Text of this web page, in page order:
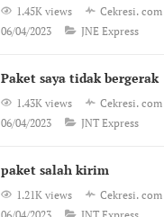
1.45K views Cekresi. com
06/04/2023
JNE Express
Paket saya tidak bergerak
1.43K views Cekresi. com
06/04/2023
JNT Express
paket salah kirim
1.21K views Cekresi. com